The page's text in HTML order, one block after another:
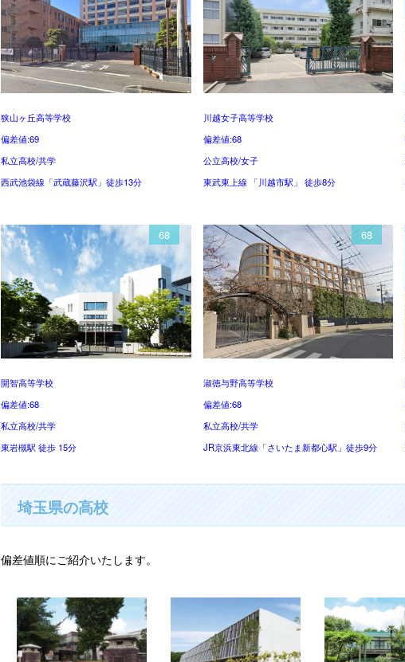
狭山ヶ丘高等学校
偏差値:69
私立高校/共学
西武池袋線「武蔵藤沢駅」徒歩13分
川越女子高等学校
偏差値:68
公立高校/女子
東武東上線 「川越市駅」 徒歩8分
68
開智高等学校
偏差値:68
私立高校/共学
東岩槻駅 徒歩 15分
68
淑徳与野高等学校
偏差値:68
私立高校/共学
JR京浜東北線「さいたま新都心駅」徒歩9分
埼玉県の高校
偏差値順にご紹介いたします。